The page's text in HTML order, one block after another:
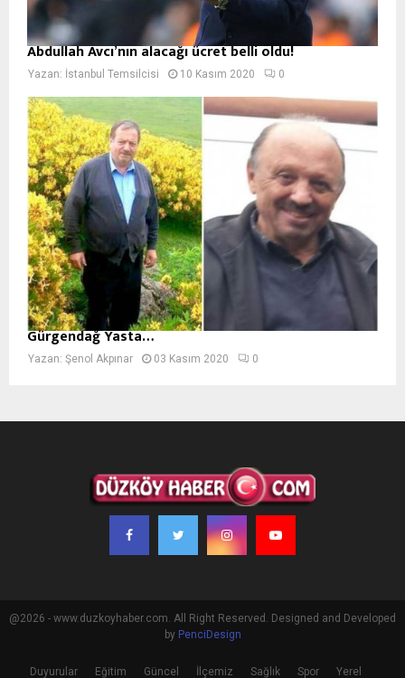
Abdullah Avcı’nın alacağı ücret belli oldu!
Yazan: İstanbul Temsilcisi 10 Kasım 2020 0
Gürgendağ Yasta…
Yazan: Şenol Akpınar 03 Kasım 2020 0
@2026 - www.duzkoyhaber.com. All Right Reserved. Designed and Developed
by PenciDesign
Duyurular Eğitim Güncel İlçemiz Sağlık Spor Yerel